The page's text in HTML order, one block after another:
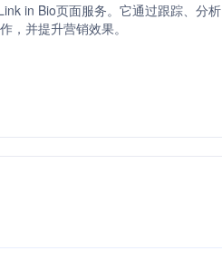
in Bio页面服务。它通过跟踪、分析
，并提升营销效果。